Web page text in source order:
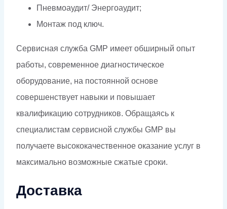
Пневмоаудит/ Энергоаудит;
Монтаж под ключ.
Сервисная служба GMP имеет обширный опыт
работы, современное диагностическое
оборудование, на постоянной основе
совершенствует навыки и повышает
квалификацию сотрудников. Обращаясь к
специалистам сервисной службы GMP вы
получаете высококачественное оказание услуг в
максимально возможные сжатые сроки.
Доставка